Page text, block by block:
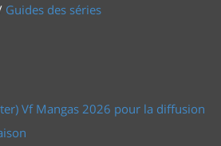
Guides des séries
Vf Mangas 2026 pour la diffusion